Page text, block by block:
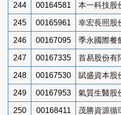
244 00164581 本一科技股
245 00165961 幸宏長照股
246 00167095 季永國際餐
247 00167335 首易股份有
248 00167530 賦盛資本股
249 00167953 氣質生醫股
250 00168411
茂勝資源循